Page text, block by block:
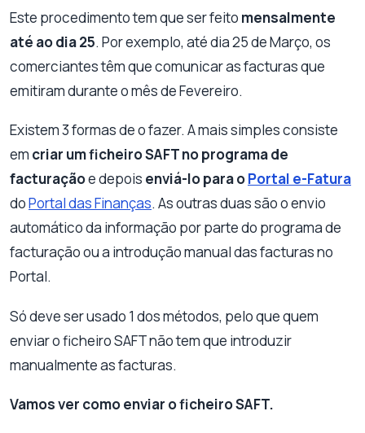
Este procedimento tem que ser feito mensalmente
até ao dia 25. Por exemplo, até dia 25 de Março, os
comerciantes têm que comunicar as facturas que
emitiram durante o mês de Fevereiro.
Existem 3 formas de o fazer. A mais simples consiste
em criar um ficheiro SAFT no programa de
facturaçãoe depois enviá-lo para oPortal e-Fatura
doPortal das Finanças. As outras duas são o envio
automático da informação por parte do programa de
facturação ou a introdução manual das facturas no
Portal.
Só deve ser usado 1 dos métodos, pelo que quem
enviar o ficheiro SAFT não tem que introduzir
manualmente as facturas.
Vamos ver como enviar o ficheiro SAFT.